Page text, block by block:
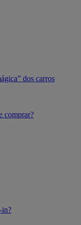
dos carros
comprar?
in?